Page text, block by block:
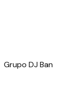
Grupo DJ Ban